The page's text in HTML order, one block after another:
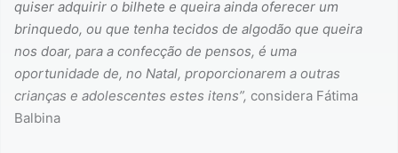
quiser adquirir o bilhete e queira ainda oferecer um
brinquedo, ou que tenha tecidos de algodão que queira
nos doar, para a confecção de pensos, é uma
oportunidade de, no Natal, proporcionarem a outras
crianças e adolescentes estes itens”, considera Fátima
Balbina